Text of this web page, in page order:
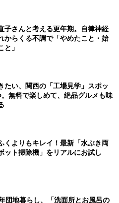
子さんと考える更年期。自律神経
からくる不調で「やめたこと・始
と」
たい、関西の「工場見学」スポッ
。無料で楽しめて、絶品グルメも味
くよりもキレイ！最新「水ぶき両
ット掃除機」をリアルにお試し
団地暮らし、「洗面所とお風呂の